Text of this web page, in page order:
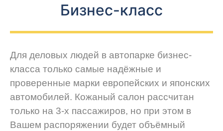
Бизнес-класс
Для деловых людей в автопарке бизнес-
класса только самые надёжные и
проверенные марки европейских и японских
автомобилей. Кожаный салон рассчитан
только на 3-х пассажиров, но при этом в
Вашем распоряжении будет объёмный